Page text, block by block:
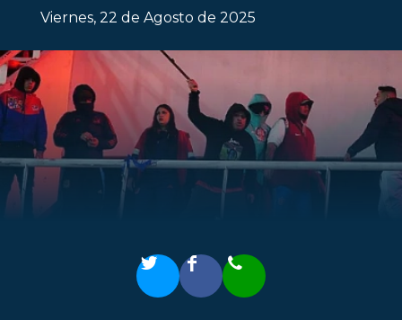
Viernes, 22 de Agosto de 2025